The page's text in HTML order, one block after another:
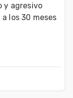
y agresivo
los 30 meses